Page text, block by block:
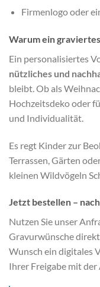
Firmenlogo oder
Warum ein
Ein personalisiertes
nützliches und
bleibt. Ob als
Hochzeitsdeko oder
und Individualität.
Es regt Kinder zur
Terrassen, Gärten
kleinen Wildvögeln
Jetzt bestellen –
Nutzen Sie unser
Gravurwünsche
Wunsch ein digitales
Ihrer Freigabe mit